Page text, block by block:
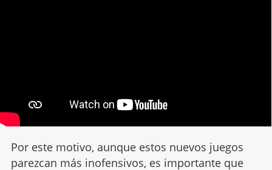
Por este motivo, aunque estos nuevos juegos
parezcan más inofensivos, es importante que